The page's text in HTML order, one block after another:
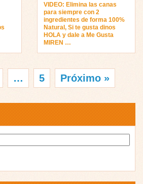
VIDEO: Elimina las canas
para siempre con 2
ingredientes de forma 100%
Natural, Si te gusta dinos
HOLA y dale a Me Gusta
MIREN …
… 5 Próximo »